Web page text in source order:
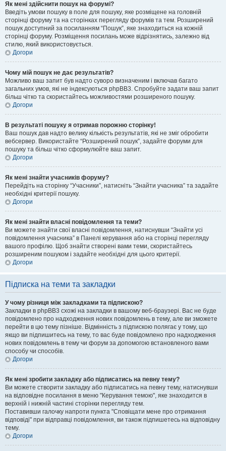
Як мені здійснити пошук на форумі?
Введіть умови пошуку в поле для пошуку, яке розміщене на головній
сторінці форуму та на сторінках перегляду форумів та тем. Розширений
пошук доступний за посиланням “Пошук”, яке знаходиться на кожній
сторінці форуму. Розміщення посилань може відрізнятись, залежно від
стилю, який використовується.
Догори
Чому мій пошук не дає результатів?
Можливо ваш запит був надто суворо визначеним і включав багато
загальних умов, які не індексуються phpBB3. Спробуйте задати ваш запит
більш чітко та скористайтесь можливостями розширеного пошуку.
Догори
В результаті пошуку я отримав порожню сторінку!
Ваш пошук дав надто велику кількість результатів, які не зміг обробити
вебсервер. Використайте “Розширений пошук”, задайте форуми для
пошуку та більш чітко сформулюйте ваш запит.
Догори
Як мені знайти учасників форуму?
Перейдіть на сторінку “Учасники”, натисніть “Знайти учасника” та задайте
необхідні критерії пошуку.
Догори
Як мені знайти власні повідомлення та теми?
Ви можете знайти свої власні повідомлення, натиснувши “Знайти усі
повідомлення учасника” в Панелі керування або на сторінці перегляду
вашого профілю. Щоб знайти створені вами теми, скористайтесь
розширеним пошуком і задайте необхідні для цього критерії.
Догори
Підписка на теми та закладки
У чому різниця між закладками та підпискою?
Закладки в phpBB3 схожі на закладки в вашому веб-браузері. Вас не буде
повідомлено про надходження нових повідомлень в тему, але ви зможете
перейти в цю тему пізніше. Відмінність з підпискою полягає у тому, що
якщо ви підпишитесь на тему, то вас буде повідомлено про надходження
нових повідомлень в тему чи форум за допомогою встановленого вами
способу чи способів.
Догори
Як мені зробити закладку або підписатись на певну тему?
Ви можете створити закладку або підписатись на певну тему, натиснувши
на відповідне посилання в меню "Керування темою", яке знаходится в
верхній і нижній частині сторінки перегляду тем.
Поставивши галочку напроти пункта "Сповіщати мене про отримання
відповіді" при відправці повідомлення, ви також підпишетесь на відповідну
тему.
Догори